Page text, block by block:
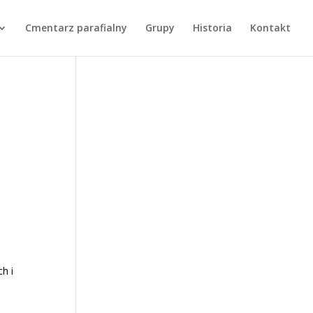
Cmentarz parafialny Grupy Historia Kontakt
i